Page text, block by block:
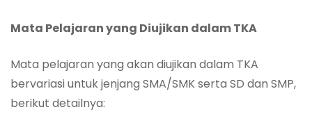
Mata Pelajaran yang Diujikan dalam TKA
Mata pelajaran yang akan diujikan dalam TKA
bervariasi untuk jenjang SMA/SMK serta SD dan SMP,
berikut detailnya: